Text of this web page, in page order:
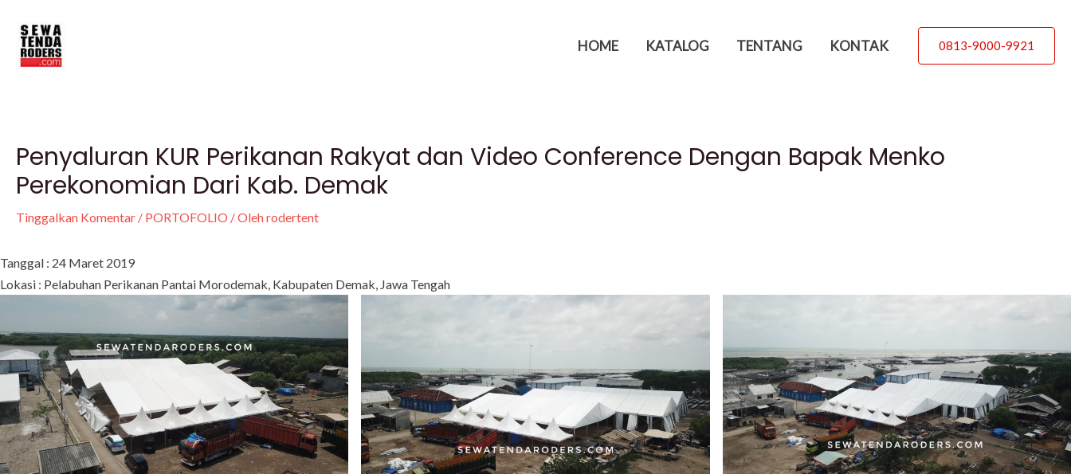
konten
HOME KATALOG TENTANG KONTAK 0813-9000-9921
Penyaluran KUR Perikanan Rakyat dan Video Conference Dengan Bapak Menko
Perekonomian Dari Kab. Demak
Tinggalkan Komentar / PORTOFOLIO / Olehrodertent
Tanggal : 24 Maret 2019
Lokasi : Pelabuhan Perikanan Pantai Morodemak, Kabupaten Demak, Jawa Tengah
navigation